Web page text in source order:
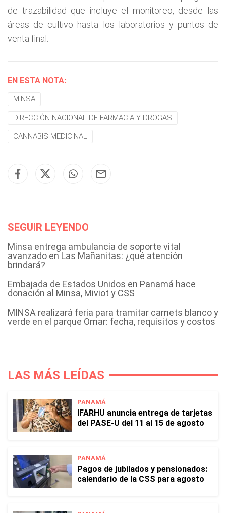
de trazabilidad que incluye el monitoreo, desde las
áreas de cultivo hasta los laboratorios y puntos de
venta final.
EN ESTA NOTA:
MINSA
DIRECCIÓN NACIONAL DE FARMACIA Y DROGAS
CANNABIS MEDICINAL
SEGUIR LEYENDO
Minsa entrega ambulancia de soporte vital
avanzado en Las Mañanitas: ¿qué atención
brindará?
Embajada de Estados Unidos en Panamá hace
donación al Minsa, Miviot y CSS
MINSA realizará feria para tramitar carnets blanco y
verde en el parque Omar: fecha, requisitos y costos
LAS MÁS LEÍDAS
PANAMÁ
IFARHU anuncia entrega de tarjetas
del PASE-U del 11 al 15 de agosto
PANAMÁ
Pagos de jubilados y pensionados:
calendario de la CSS para agosto